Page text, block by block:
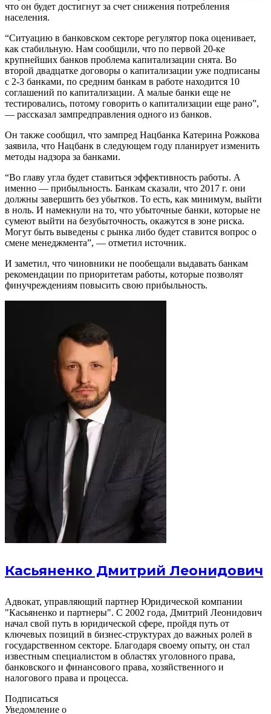
что он будет достигнут за счет снижения потребления
населения.
“Ситуацию в банковском секторе регулятор пока оценивает,
как стабильную. Нам сообщили, что по первой 20-ке
крупнейших банков проблема капитализации снята. Во
второй двадцатке договоры о капитализации уже подписаны
с 2-3 банками, по средним банкам в работе находится 10
соглашений по капитализации. А малые банки еще не
тестировались, потому говорить о капитализации еще рано”,
— рассказал зампредправления одного из банков.
Он также сообщил, что зампред Нацбанка Катерина Рожкова
заявила, что Нацбанк в следующем году планирует изменить
методы надзора за банками.
“Во главу угла будет ставиться эффективность работы. А
именно — прибыльность. Банкам сказали, что 2017 г. они
должны завершить без убытков. То есть, как минимум, выйти
в ноль. И намекнули на то, что убыточные банки, которые не
сумеют выйти на безубыточность, окажутся в зоне риска.
Могут быть выведены с рынка либо будет ставится вопрос о
смене менеджмента”, — отметил источник.
И заметил, что чиновники не пообещали выдавать банкам
рекомендации по приоритетам работы, которые позволят
финучреждениям повысить свою прибыльность.
Касьяненко Дмитрий Леонидович
Адвокат, управляющий партнер Юридической компании
"Касьяненко и партнеры". С 2002 года, Дмитрий Леонидович
начал свой путь в юридической сфере, пройдя путь от
ключевых позиций в бизнес-структурах до важных ролей в
государственном секторе. Благодаря своему опыту, он стал
известным специалистом в областях уголовного права,
банковского и финансового права, хозяйственного и
налогового права и процесса.
Подписаться
Уведомление о